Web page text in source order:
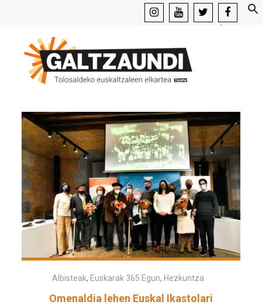
facebook
Albisteak, Euskarak 365 Egun, Hezkuntza
Omenaldia lehen Euskal Ikastolari